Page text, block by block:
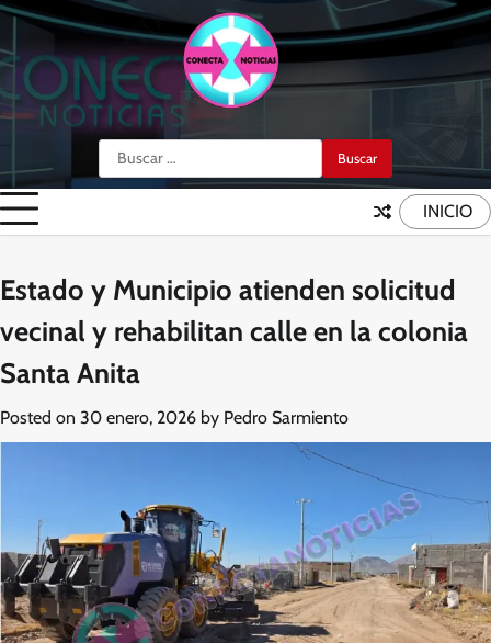
Skip
content
Buscar:
INICIO
Estado y Municipio atienden solicitud
vecinal y rehabilitan calle en la colonia
Santa Anita
Posted on 30 enero, 2026 by Pedro Sarmiento